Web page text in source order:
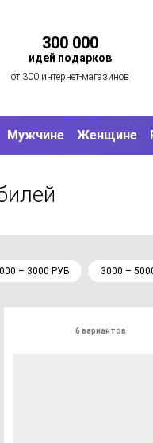
300 000
идей подарков
от 300 интернет-магазинов
Мужчине Женщине
– 3000 РУБ 3000 –
6 вариантов